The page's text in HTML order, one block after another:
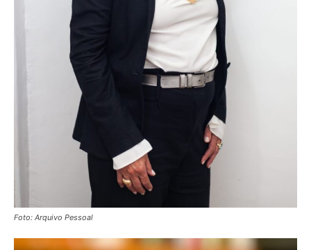
Foto: Arquivo Pessoal